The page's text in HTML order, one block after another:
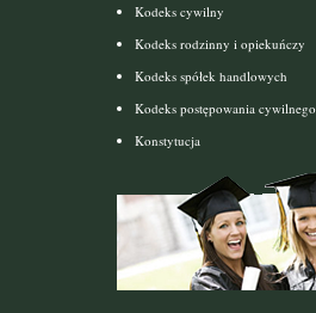
Kodeks cywilny
Kodeks rodzinny i opiekuńczy
Kodeks spółek handlowych
Kodeks postępowania cywilnego
Konstytucja